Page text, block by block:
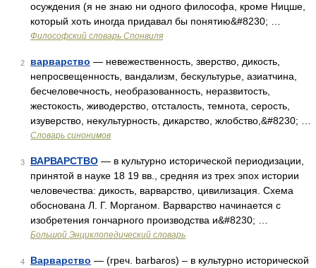
осуждения (я не знаю ни одного философа, кроме Ницше,
который хоть иногда придавал бы понятию&#8230; …
Философский словарь Спонвиля
2 варварство — невежественность, зверство, дикость,
непросвещенность, вандализм, бескультурье, азиатчина,
бесчеловечность, необразованность, неразвитость,
жестокость, живодерство, отсталость, темнота, серость,
изуверство, некультурность, дикарство, жлобство,&#8230; …
Словарь синонимов
3 ВАРВАРСТВО — в культурно исторической периодизации,
принятой в науке 18 19 вв., средняя из трех эпох истории
человечества: дикость, варварство, цивилизация. Схема
обоснована Л. Г. Морганом. Варварство начинается с
изобретения гончарного производства и&#8230; …
Большой Энциклопедический словарь
4 Варварство — (греч. barbaros) – в культурно исторической